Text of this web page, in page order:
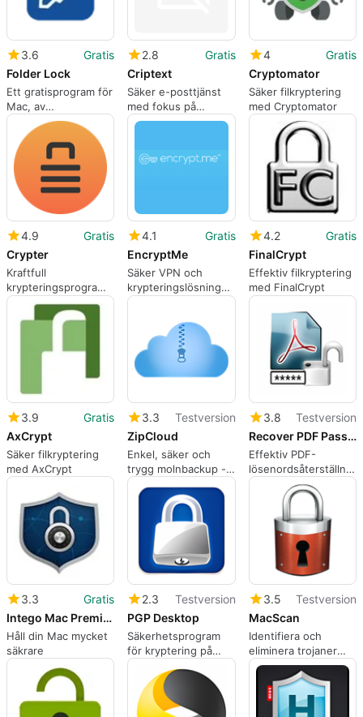
3.6
Gratis
Folder Lock
Ett gratisprogram för
Mac, av
NewSoftwares LLC.
2.8
Gratis
Criptext
Säker e-posttjänst
med fokus på
användarens
4
Gratis
Cryptomator
Säker filkryptering
med Cryptomator
4.9
Gratis
Crypter
Kraftfull
krypteringsprogram
för Mac
4.1
Gratis
EncryptMe
Säker VPN och
krypteringslösning
för Mac
4.2
Gratis
FinalCrypt
Effektiv filkryptering
med FinalCrypt
3.9
Gratis
AxCrypt
Säker filkryptering
med AxCrypt
3.3
Testversion
ZipCloud
Enkel, säker och
trygg molnbackup -
Utformad för Mac
3.8
Testversion
Recover PDF Password
Effektiv PDF-
lösenordsåterställning
för Mac
3.3
Gratis
Intego Mac Premium Bundle X9
Håll din Mac mycket
säkrare
2.3
Testversion
PGP Desktop
Säkerhetsprogram
för kryptering på
Mac
3.5
Testversion
MacScan
Identifiera och
eliminera trojaner
och spionprogram